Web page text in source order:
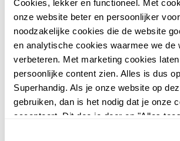
Cookies, lekker en functioneel. Met
onze website beter en persoonlijker
noodzakelijke cookies die de website
en analytische cookies waarmee we de
verbeteren. Met marketing cookies
persoonlijke content zien. Alles is dus
Superhandig. Als je onze website op
gebruiken, dan is het nodig dat je onze
accepteert. Dit doe je door op "Alles